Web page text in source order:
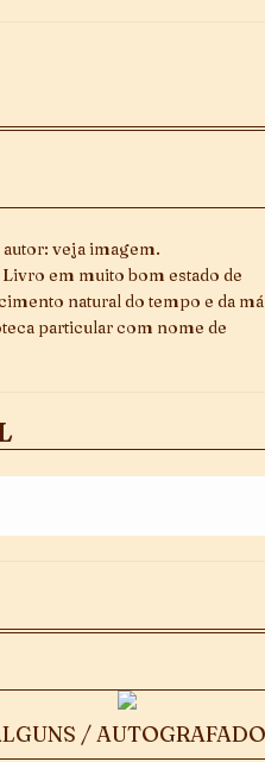
veja imagem.
em muito bom estado de
natural do tempo e da má
particular com nome de
/ AUTOGRAFADO